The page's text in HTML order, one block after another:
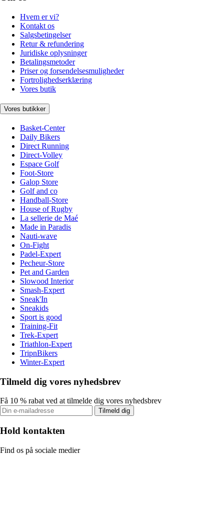
Hvem er vi?
Kontakt os
Salgsbetingelser
Retur & refundering
Juridiske oplysninger
Betalingsmetoder
Priser og forsendelsesmuligheder
Fortrolighedserklæring
Vores butik
Vores butikker
Basket-Center
Daily Bikers
Direct Running
Direct-Volley
Espace Golf
Foot-Store
Galop Store
Golf and co
Handball-Store
House of Rugby
La sellerie de Maé
Made in Paradis
Nauti-wave
On-Fight
Padel-Expert
Pecheur-Store
Pet and Garden
Slowood Interior
Smash-Expert
Sneak'In
Sneakids
Sport is good
Training-Fit
Trek-Expert
Triathlon-Expert
TripnBikers
Winter-Expert
Tilmeld dig vores nyhedsbrev
Få 10 % rabat ved at tilmelde dig vores nyhedsbrev
Tilmeld dig
Hold kontakten
Find os på sociale medier